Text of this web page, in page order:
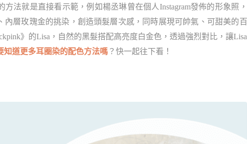
法就是直接看示範，例如楊丞琳曾在個人Instagram發佈的形象照，
內層玫瑰金的挑染，創造頭髮層次感，同時展現可帥氣、可甜美的百
》的Lisa，自然的黑髮搭配高亮度白金色，透過強烈對比，讓Lisa
知道更多耳圈染的配色方法嗎？快一起往下看！